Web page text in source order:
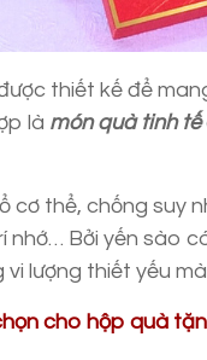
thiết kế để
là món quà tinh tế
cơ thể, chống suy
Bởi yến sào
lượng thiết yếu
cho hộp quà